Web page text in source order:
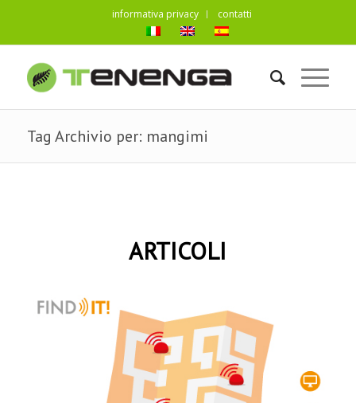
informativa privacy contatti
Tag Archivio per: mangimi
ARTICOLI